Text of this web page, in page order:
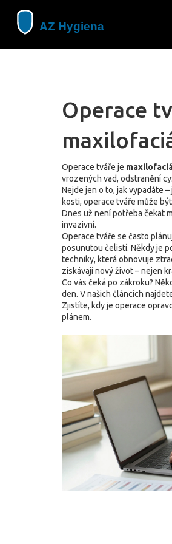
Operace
Operace tváře je
vrozených vad, odstranění
Nejde jen o to, jak vypadáte
kosti, operace tváře může
Dnes už není potřeba čekat
invazivní.
Operace tváře se často
posunutou čelistí. Někdy je
techniky, která obnovuje
získávají nový život – nejen
Co vás čeká po zákroku?
den. V našich článcích
Zjistíte, kdy je operace
plánem.